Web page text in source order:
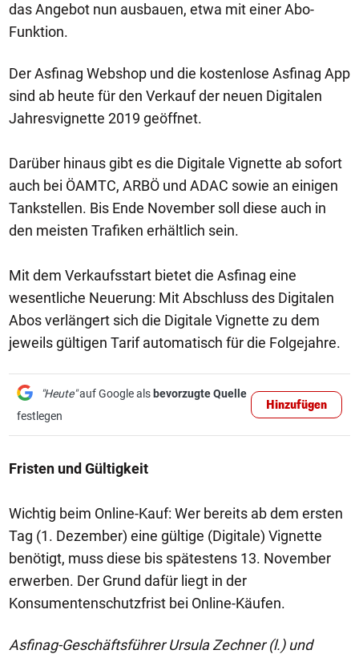
das Angebot nun ausbauen, etwa mit einer Abo-
Funktion.
Der Asfinag Webshop und die kostenlose Asfinag App
sind ab heute für den Verkauf der neuen Digitalen
Jahresvignette 2019 geöffnet.
Darüber hinaus gibt es die Digitale Vignette ab sofort
auch bei ÖAMTC, ARBÖ und ADAC sowie an einigen
Tankstellen. Bis Ende November soll diese auch in
den meisten Trafiken erhältlich sein.
Mit dem Verkaufsstart bietet die Asfinag eine
wesentliche Neuerung: Mit Abschluss des Digitalen
Abos verlängert sich die Digitale Vignette zu dem
jeweils gültigen Tarif automatisch für die Folgejahre.
"Heute"auf Google als bevorzugte Quelle
festlegen
Hinzufügen
Fristen und Gültigkeit
Wichtig beim Online-Kauf: Wer bereits ab dem ersten
Tag (1. Dezember) eine gültige (Digitale) Vignette
benötigt, muss diese bis spätestens 13. November
erwerben. Der Grund dafür liegt in der
Konsumentenschutzfrist bei Online-Käufen.
Asfinag-Geschäftsführer Ursula Zechner (l.) und